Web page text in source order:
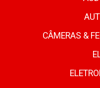
CÂMERAS &